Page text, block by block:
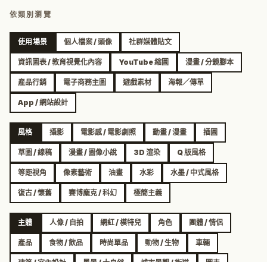
依類別瀏覽
使用場景 個人檔案 / 頭像 社群媒體貼文
資訊圖表 / 教育視覺化內容 YouTube 縮圖 漫畫 / 分鏡腳本
產品行銷 電子商務主圖 遊戲素材 海報／傳單
App / 網站設計
風格 攝影 電影感 / 電影劇照 動畫 / 漫畫 插圖
草圖 / 線稿 漫畫 / 圖像小說 3D 渲染 Q 版風格
等距視角 像素藝術 油畫 水彩 水墨 / 中式風格
復古 / 懷舊 賽博龐克 / 科幻 極簡主義
主體 人像 / 自拍 網紅 / 模特兒 角色 團體 / 情侶
產品 食物 / 飲品 時尚單品 動物 / 生物 車輛